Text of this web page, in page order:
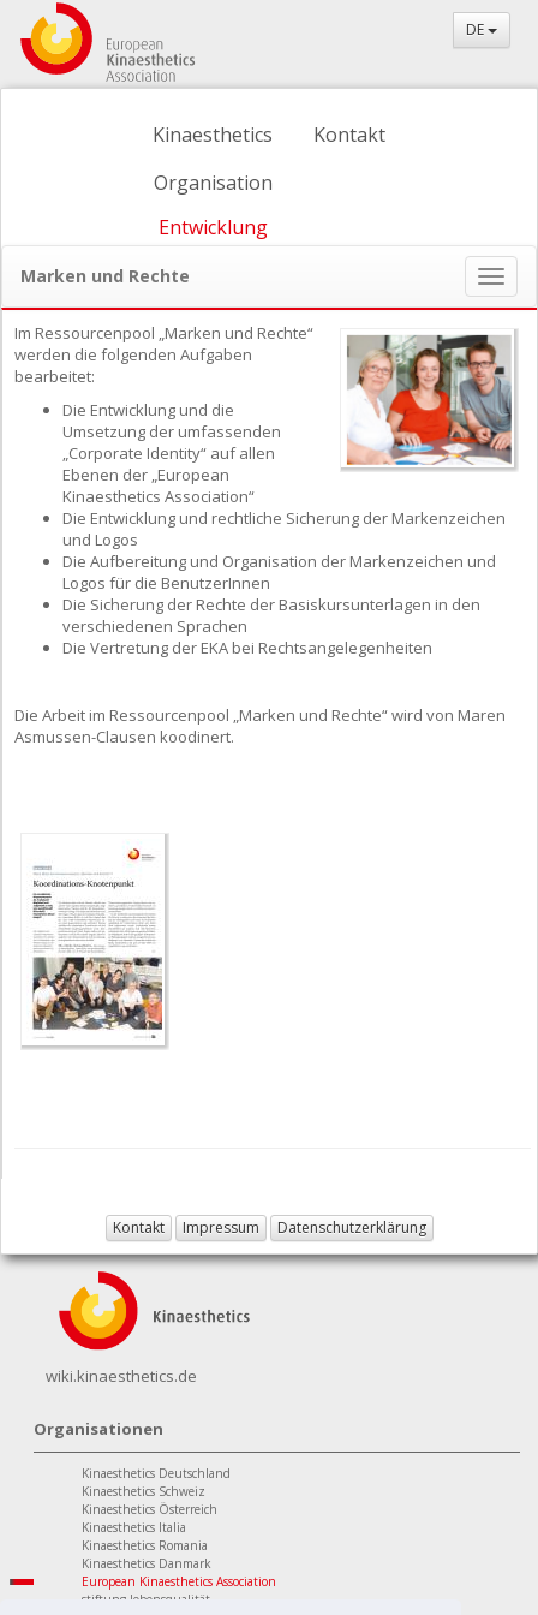
DE
Kinaesthetics
Organisation
Entwicklung
Kontakt
Marken und Rechte
ein-/
Im Ressourcenpool „Marken und Rechte“
werden die folgenden Aufgaben
bearbeitet:
Die Entwicklung und die
Umsetzung der umfassenden
„Corporate Identity“ auf allen
Ebenen der „European
Kinaesthetics Association“
Die Entwicklung und rechtliche Sicherung der Markenzeichen
und Logos
Die Aufbereitung und Organisation der Markenzeichen und
Logos für die BenutzerInnen
Die Sicherung der Rechte der Basiskursunterlagen in den
verschiedenen Sprachen
Die Vertretung der EKA bei Rechtsangelegenheiten
Die Arbeit im Ressourcenpool „Marken und Rechte“ wird von Maren
Asmussen-Clausen koodinert.
Kontakt Impressum Datenschutzerklärung
wiki.kinaesthetics.de
Organisationen
Kinaesthetics Deutschland
Kinaesthetics Schweiz
Kinaesthetics Österreich
Kinaesthetics Italia
Kinaesthetics Romania
Kinaesthetics Danmark
European Kinaesthetics Association
stiftung lebensqualität